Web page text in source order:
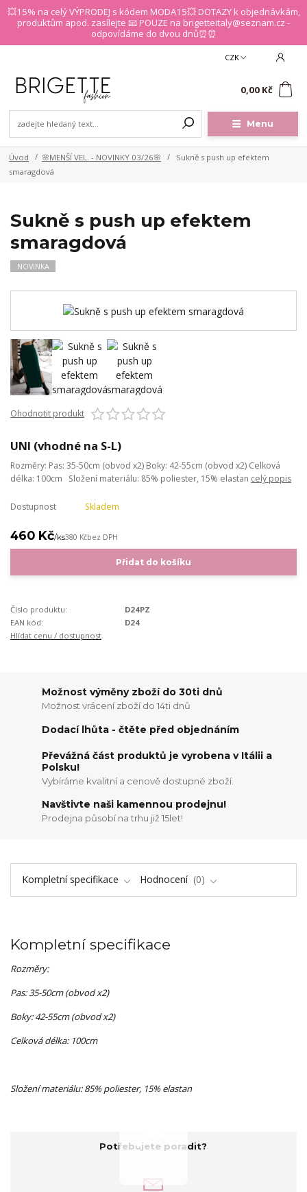
💥15% na celý VÝPRODEJ s kódem MODA15💥 DOTAZY k objednávkám,
produktům apod. zasílejte 📧 POUZE na brigetteitaly@seznam.cz -
odpovídáme do dvou dnů⏰⏰
Menu
CZK
0,00 Kč
Úvod 🌸MENŠÍ VEL. - NOVINKY 03/26🌸
Sukně s push up efektem
smaragdová
Sukně s push up efektem
smaragdová
NOVINKA
Ohodnotit produkt
UNI (vhodné na S-L)
Rozměry: Pas: 35-50cm (obvod x2) Boky: 42-55cm (obvod x2) Celková
délka: 100cm Složení materiálu: 85% poliester, 15% elastan celý popis
Dostupnost Skladem
460 Kč/ks380 Kčbez DPH
Přidat do košíku
Číslo produktu:
D24PZ
EAN kód:
D24
Hlídat cenu / dostupnost
Možnost výměny zboží do 30ti dnů
Možnost vrácení zboží do 14ti dnů
Dodací lhůta - čtěte před objednáním
Převážná část produktů je vyrobena v Itálii a
Polsku!
Vybíráme kvalitní a cenově dostupné zboží.
Navštivte naši kamennou prodejnu!
Prodejna působí na trhu již 15let!
Kompletní specifikace Hodnocení 0
Kompletní specifikace
Rozměry:
Pas: 35-50cm (obvod x2)
Boky: 42-55cm (obvod x2)
Celková délka: 100cm
Složení materiálu: 85% poliester, 15% elastan
Potřebujete poradit?